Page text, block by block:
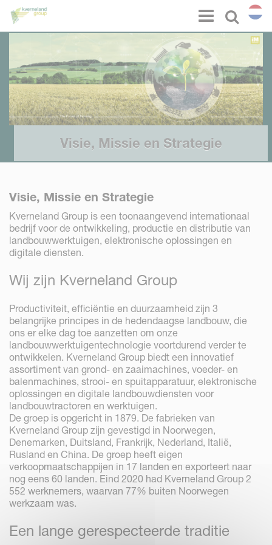
Select
Menu
Visie, Missie en Strategie
Visie, Missie en Strategie
Kverneland Group is een toonaangevend internationaal
bedrijf voor de ontwikkeling, productie en distributie van
landbouwwerktuigen, elektronische oplossingen en
digitale diensten.
Wij zijn Kverneland Group
Productiviteit, efficiëntie en duurzaamheid zijn 3
belangrijke principes in de hedendaagse landbouw, die
ons er elke dag toe aanzetten om onze
landbouwwerktuigentechnologie voortdurend verder te
ontwikkelen. Kverneland Group biedt een innovatief
assortiment van grond- en zaaimachines, voeder- en
balenmachines, strooi- en spuitapparatuur, elektronische
oplossingen en digitale landbouwdiensten voor
landbouwtractoren en werktuigen.
De groep is opgericht in 1879. De fabrieken van
Kverneland Group zijn gevestigd in Noorwegen,
Denemarken, Duitsland, Frankrijk, Nederland, Italië,
Rusland en China. De groep heeft eigen
verkoopmaatschappijen in 17 landen en exporteert naar
nog eens 60 landen. Eind 2020 had Kverneland Group 2
552 werknemers, waarvan 77% buiten Noorwegen
werkzaam was.
Een lange gerespecteerde traditie
Cookies beheer paneel